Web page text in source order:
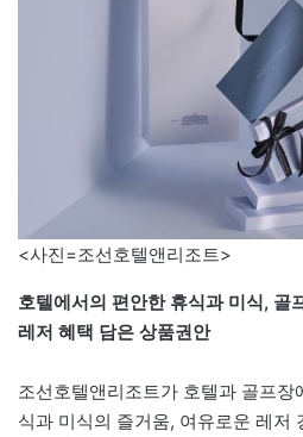
<사진=조선호텔앤리조트>
호텔에서의 편안한 휴식과 미식, 골
레저 혜택 담은 상품권안
조선호텔앤리조트가 호텔과 골프장
식과 미식의 즐거움, 여유로운 레저